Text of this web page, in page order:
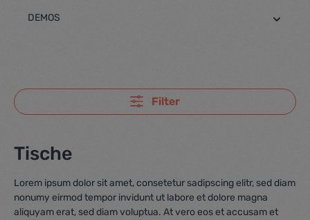
DEMOS
Filter
Tische
Lorem ipsum dolor sit amet, consetetur sadipscing elitr, sed diam
nonumy eirmod tempor invidunt ut labore et dolore magna
aliquyam erat, sed diam voluptua. At vero eos et accusam et